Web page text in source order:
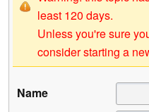
least 120 days.
Unless you're sure
consider starting a
Name